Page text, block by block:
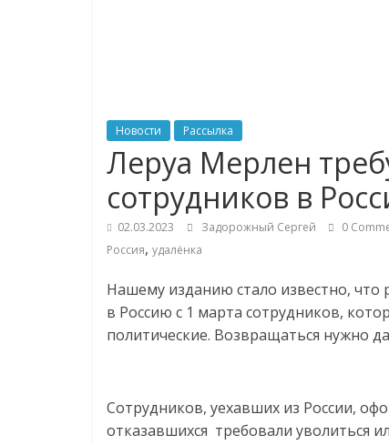
для
Commerce,
ритейле,
логистике,
технологиях,
соцсетях.
Нам
важно,
знать
меняет
жизнь
Новости Рассылка
Леруа Мерлен
сотрудников в
02.03.2023 Задорожный Сергей 0
Россия, удалёнка
Нашему изданию стало известно,
в Россию с 1 марта сотрудников,
политические. Возвращаться нужно
Сотрудников, уехавших из России,
отказавшихся требовали уволиться